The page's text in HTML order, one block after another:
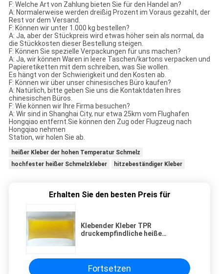
F: Welche Art von Zahlung bieten Sie für den Handel an?
A: Normalerweise werden dreißig Prozent im Voraus gezahlt, der
Rest vor dem Versand.
F: Können wir unter 1.000 kg bestellen?
A: Ja, aber der Stückpreis wird etwas höher sein als normal, da
die Stückkosten dieser Bestellung steigen.
F: Können Sie spezielle Verpackungen für uns machen?
A: Ja, wir können Waren in leere Taschen/kartons verpacken und
Papieretiketten mit dem schreiben, was Sie wollen.
Es hängt von der Schwierigkeit und den Kosten ab.
F: Können wir über unser chinesisches Büro kaufen?
A: Natürlich, bitte geben Sie uns die Kontaktdaten Ihres
chinesischen Büros.
F: Wie können wir Ihre Firma besuchen?
A: Wir sind in Shanghai City, nur etwa 25km vom Flughafen
Hongqiao entfernt.Sie können den Zug oder Flugzeug nach
Hongqiao nehmen
Station, wir holen Sie ab.
heißer Kleber der hohen Temperatur Schmelz
hochfester heißer Schmelzkleber
hitzebeständiger Kleber
Erhalten Sie den besten Preis für
Klebender Kleber TPR
druckempfindliche heiße
Fortsetzen